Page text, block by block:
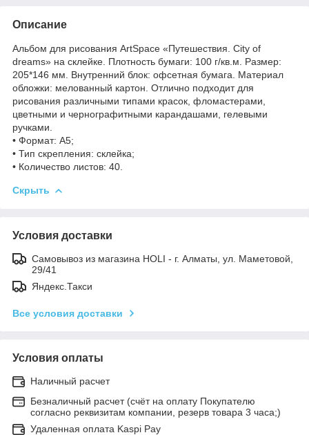
Описание
Альбом для рисования ArtSpace «Путешествия. City of
dreams» на склейке. Плотность бумаги: 100 г/кв.м. Размер:
205*146 мм. Внутренний блок: офсетная бумага. Материал
обложки: мелованный картон. Отлично подходит для
рисования различными типами красок, фломастерами,
цветными и чернографитными карандашами, гелевыми
ручками.
• Формат: А5;
• Тип скрепления: склейка;
• Количество листов: 40.
Скрыть
Условия доставки
Самовывоз из магазина HOLI - г. Алматы, ул. Маметовой,
29/41
Яндекс.Такси
Все условия доставки
Условия оплаты
Наличный расчет
Безналичный расчет (счёт на оплату Покупателю
согласно реквизитам компании, резерв товара 3 часа;)
Удаленная оплата Kaspi Pay